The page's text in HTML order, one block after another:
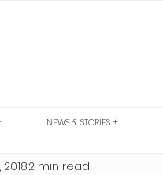
NEWS & STORIES +
20182 min read